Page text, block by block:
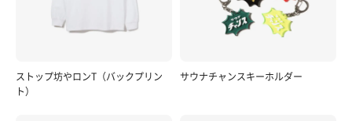
ストップ坊やロンT（バックプリン
ト）
サウナチャンスキーホルダー